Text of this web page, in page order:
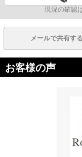
現況の確認
メールで共有する
お客様の声